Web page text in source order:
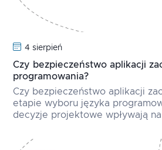
4 sierpień
Czy bezpieczeństwo aplikacji
programowania?
Czy bezpieczeństwo aplikacji
etapie wyboru języka
decyzje projektowe wpływają